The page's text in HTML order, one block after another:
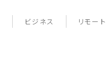
ビジネス リモー